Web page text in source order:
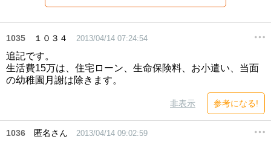
1035 １０３４ 2013/04/14 07:24:54
追記です。
生活費15万は、住宅ローン、生命保険料、お小遣い、当面
の幼稚園月謝は除きます。
非表示 参考になる!
1036 匿名さん 2013/04/14 09:02:59